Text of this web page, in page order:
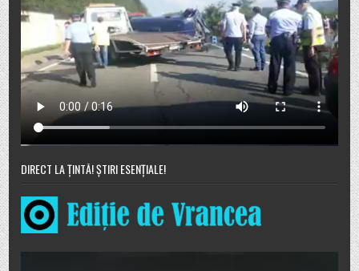
DIRECT LA ȚINTĂ! ȘTIRI ESENȚIALE!